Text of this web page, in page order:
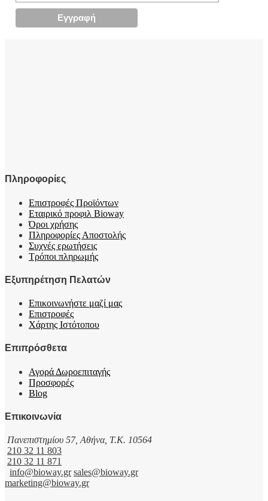
Πληροφορίες
Επιστροφές Προϊόντων
Εταιρικό προφιλ Bioway
Όροι χρήσης
Πληροφορίες Αποστολής
Συχνές ερωτήσεις
Τρόποι πληρωμής
Εξυπηρέτηση Πελατών
Επικοινωνήστε μαζί μας
Επιστροφές
Χάρτης Ιστότοπου
Επιπρόσθετα
Αγορά Δωροεπιταγής
Προσφορές
Blog
Επικοινωνία
Πανεπιστημίου 57, Αθήνα, T.K. 10564
210 32 11 803
210 32 11 871
info@bioway.gr sales@bioway.gr
marketing@bioway.gr